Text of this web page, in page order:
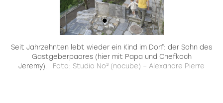
Seit Jahrzehnten lebt wieder ein Kind im Dorf: der Sohn des
Gastgeberpaares (hier mit Papa und Chefkoch
Jeremy).
Foto: Studio No³ (nocube) – Alexandre Pierre